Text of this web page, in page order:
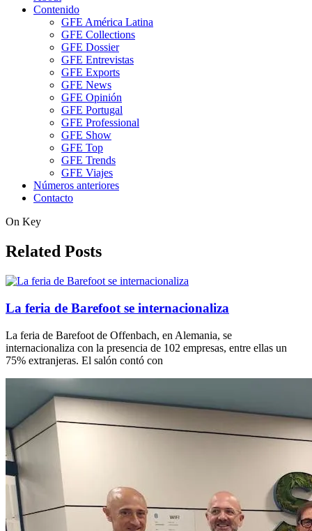
Contenido
GFE América Latina
GFE Collections
GFE Dossier
GFE Entrevistas
GFE Exports
GFE News
GFE Opinión
GFE Portugal
GFE Professional
GFE Show
GFE Top
GFE Trends
GFE Viajes
Números anteriores
Contacto
On Key
Related Posts
La feria de Barefoot se internacionaliza
La feria de Barefoot de Offenbach, en Alemania, se
internacionaliza con la presencia de 102 empresas, entre ellas un
75% extranjeras. El salón contó con